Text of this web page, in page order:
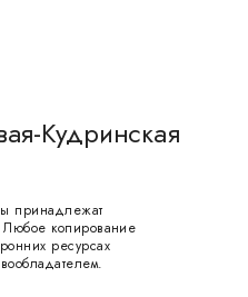
Кудринская
принадлежат
копирование
ресурсах